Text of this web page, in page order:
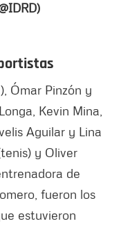
Ómar Pinzón y
Kevin Mina,
Aguilar y Lina
y Oliver
de
fueron los
estuvieron